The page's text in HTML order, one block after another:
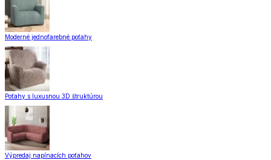
Moderné jednofarebné poťahy
Poťahy s luxusnou 3D štruktúrou
Výpredaj napínacích poťahov